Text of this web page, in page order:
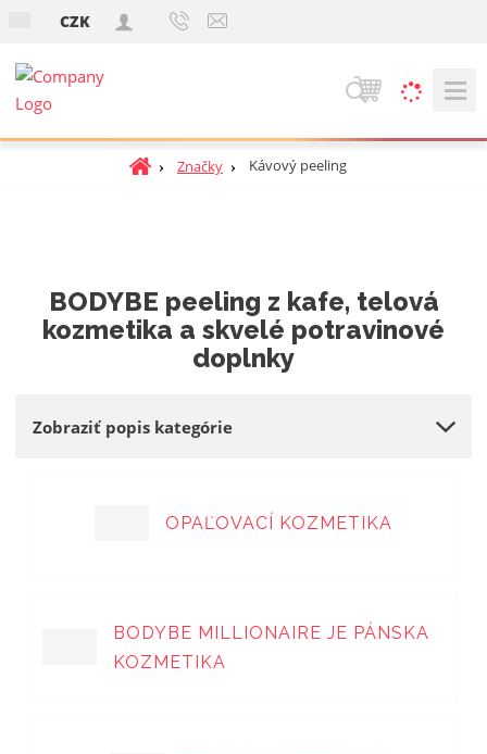
CZK
V
h
a
n
Ú
s
t
a
Značky Kávový peeling
BODYBE peeling z kafe, telová
kozmetika a skvelé potravinové
doplnky
Zobraziť popis kategórie
OPAĽOVACÍ KOZMETIKA
BODYBE MILLIONAIRE JE PÁNSKA
KOZMETIKA